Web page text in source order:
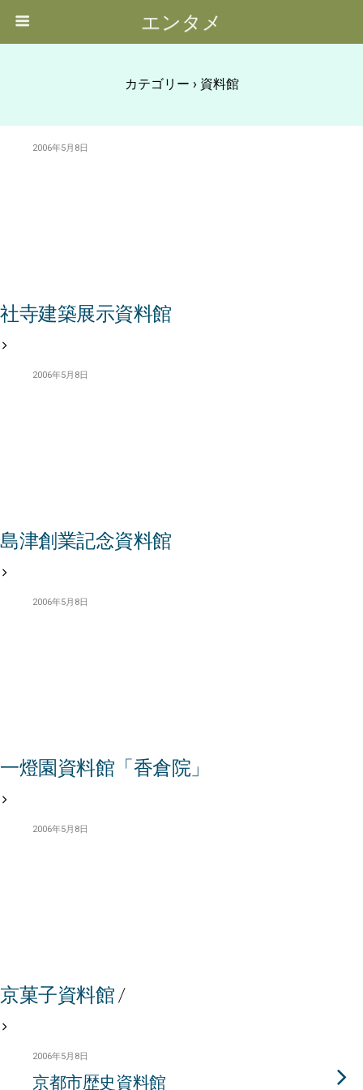
エンタメ
カテゴリー › 資料館
2006年5月8日
社寺建築展示資料館
2006年5月8日
島津創業記念資料館
2006年5月8日
一燈園資料館「香倉院」
2006年5月8日
京菓子資料館 /
2006年5月8日
京都市歴史資料館